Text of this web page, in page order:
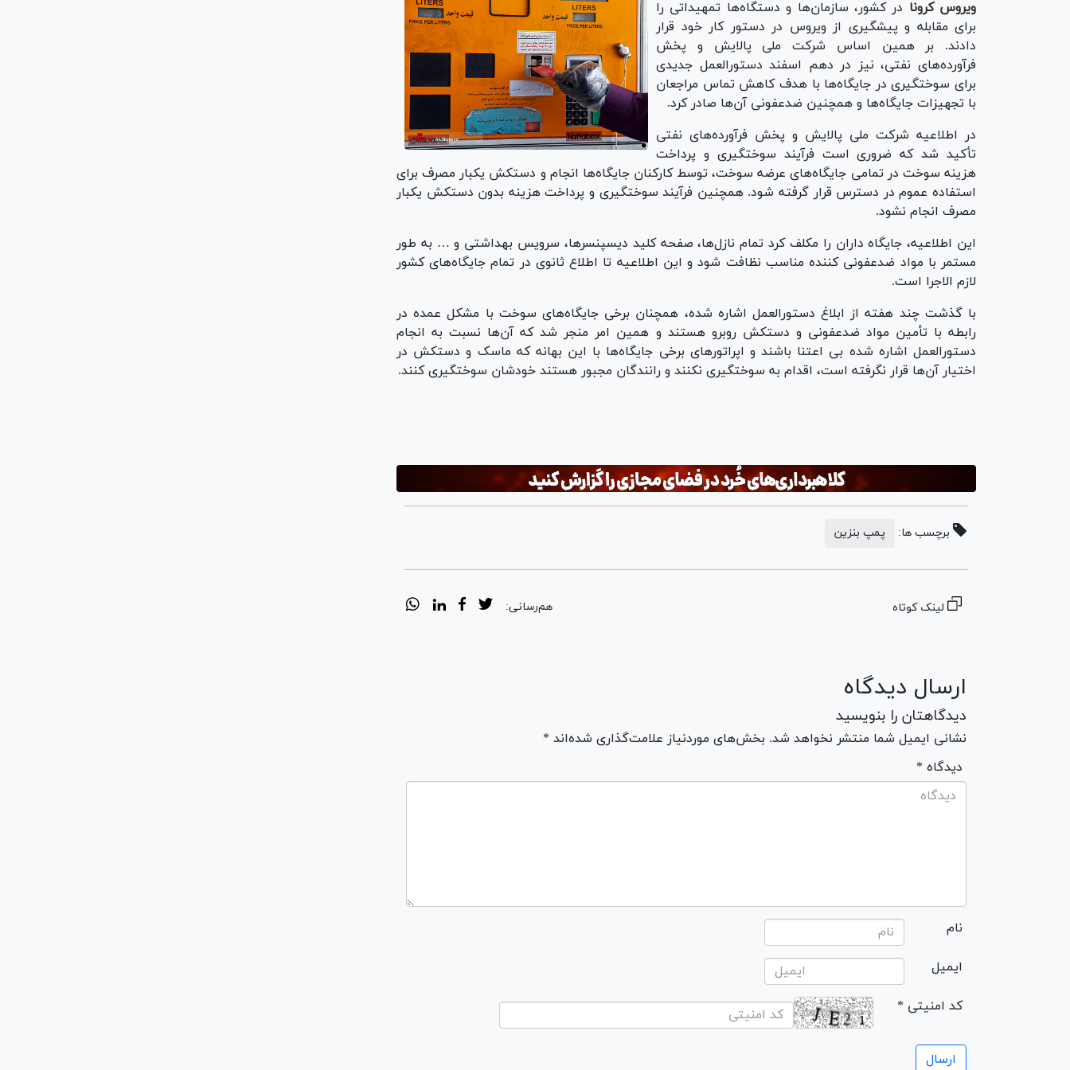
ویروس کرونا در کشور، سازمان‌ها و دستگاه‌ها تمهیداتی را
برای مقابله و پیشگیری از ویروس در دستور کار خود قرار
دادند. بر همین اساس شرکت ملی پالایش و پخش
فرآورده‌های نفتی، نیز در دهم اسفند دستورالعمل جدیدی
برای سوختگیری در جایگاه‌ها با هدف کاهش تماس مراجعان
با تجهیزات جایگاه‌ها و همچنین ضدعفونی آن‌ها صادر کرد.
در اطلاعیه شرکت ملی پالایش و پخش فرآورده‌های نفتی
تأکید شد که ضروری است فرآیند سوختگیری و پرداخت
هزینه سوخت در تمامی جایگاه‌های عرضه سوخت، توسط کارکنان جایگاه‌ها انجام و دستکش یکبار مصرف برای
استفاده عموم در دسترس قرار گرفته شود. همچنین فرآیند سوختگیری و پرداخت هزینه بدون دستکش یکبار
مصرف انجام نشود.
این اطلاعیه، جایگاه داران را مکلف کرد تمام نازل‌ها، صفحه کلید دیسپنسرها، سرویس بهداشتی و … به طور
مستمر با مواد ضدعفونی کننده مناسب نظافت شود و این اطلاعیه تا اطلاع ثانوی در تمام جایگاه‌های کشور
لازم الاجرا است.
با گذشت چند هفته از ابلاغ دستورالعمل اشاره شده، همچنان برخی جایگاه‌های سوخت با مشکل عمده در
رابطه با تأمین مواد ضدعفونی و دستکش روبرو هستند و همین امر منجر شد که آن‌ها نسبت به انجام
دستورالعمل اشاره شده بی اعتنا باشند و اپراتور‌های برخی جایگاه‌ها با این بهانه که ماسک و دستکش در
اختیار آن‌ها قرار نگرفته است، اقدام به سوختگیری نکنند و رانندگان مجبور هستند خودشان سوختگیری کنند.
برچسب ها: پمپ بنزین
لینک کوتاه هم‌رسانی:
ارسال دیدگاه
دیدگاهتان را بنویسید
نشانی ایمیل شما منتشر نخواهد شد. بخش‌های موردنیاز علامت‌گذاری شده‌اند *
* دیدگاه
نام
ایمیل
* کد امنیتی